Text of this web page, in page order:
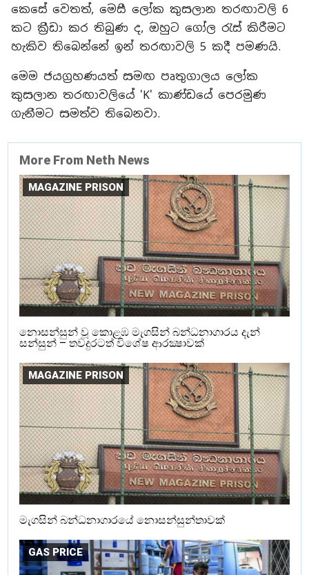
කෙසේ වෙතත්, මෙසී ලෝක කුසලාන තරඟාවලි 6
කට ක්‍රීඩා කර තිබුණ ද, ඔහුට ගෝල රැස් කිරීමට
හැකිව තිබෙන්නේ ඉන් තරඟාවලි 5 කදී පමණයි.
​මෙම ජයග්‍රහණයත් සමඟ පෘතුගාලය ලෝක
කුසලාන තරඟාවලියේ 'K' කාණ්ඩයේ පෙරමුණ
ගැනීමට සමත්ව තිබෙනවා.
More From Neth News
MAGAZINE PRISON
නොසන්සුන් වූ කොළඹ මැගසින් බන්ධනාගාරය දැන්
සන්සුන් – තවදුරටත් විශේෂ ආරක්‍ෂාවක්
MAGAZINE PRISON
මැගසින් බන්ධනාගාරයේ නොසන්සුන්තාවක්
GAS PRICE